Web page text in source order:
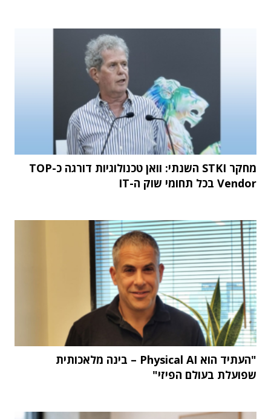
מחקר STKI השנתי: וואן טכנולוגיות דורגה כ-TOP
Vendor בכל תחומי שוק ה-IT
"העתיד הוא Physical AI – בינה מלאכותית
שפועלת בעולם הפיזי"